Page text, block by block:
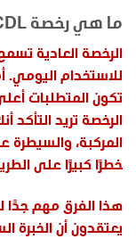
ما هي رخصة CDL ولماذا تختلف عن الرخصة العادية؟
الرخصة العادية
تكون المتطلبات
الرخصة تريد
المركبة، والسيطرة
خطرًا كبيرًا على
هذا الفرق مهم جدًا
يعتقدون أن الخبرة